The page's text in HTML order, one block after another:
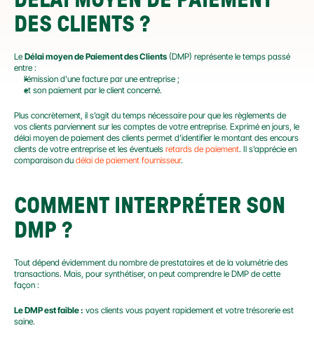
DES CLIENTS ?
Le Délai moyen de Paiement des Clients (DMP) représente le temps passé
entre :
l’émission d’une facture par une entreprise ;
et son paiement par le client concerné.
Plus concrètement, il s’agit du temps nécessaire pour que les règlements de
vos clients parviennent sur les comptes de votre entreprise. Exprimé en jours, le
délai moyen de paiement des clients permet d’identifier le montant des encours
clients de votre entreprise et les éventuels retards de paiement. Il s’apprécie en
comparaison du délai de paiement fournisseur.
COMMENT INTERPRÉTER SON
DMP ?
Tout dépend évidemment du nombre de prestataires et de la volumétrie des
transactions. Mais, pour synthétiser, on peut comprendre le DMP de cette
façon :
Le DMP est faible : vos clients vous payent rapidement et votre trésorerie est
saine.